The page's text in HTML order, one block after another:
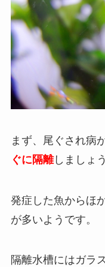
まず、尾ぐされ病
ぐに隔離しましょう
発症した魚からほ
が多いようです。
隔離水槽にはガラ